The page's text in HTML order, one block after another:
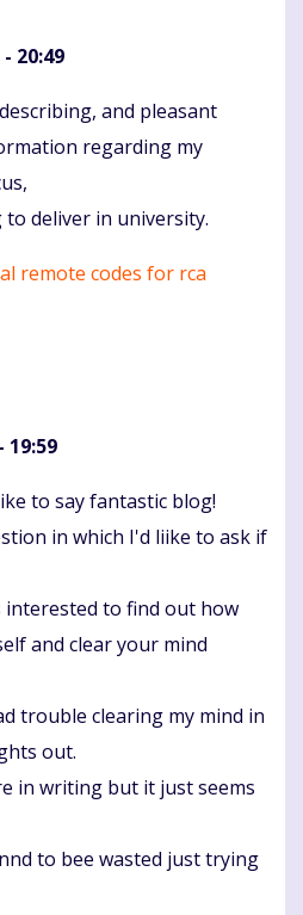
20:49
and pleasant
regarding my
to deliver in university.
remote codes for rca
19:59
to say fantastic blog!
in which I'd liike to ask if
interested to find out how
and clear your mind
trouble clearing my mind in
out.
in writing but it just seems
to bee wasted just trying